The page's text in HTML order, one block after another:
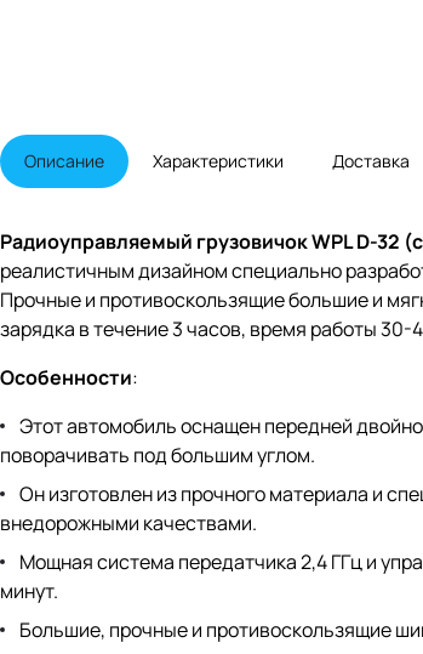
Описание Характеристики Доставка
Радиоуправляемый грузовичок WPL D-32
реалистичным дизайном специально
Прочные и противоскользящие большие и
зарядка в течение 3 часов, время работы 30-
Особенности:
Этот автомобиль оснащен передней
поворачивать под большим углом.
Он изготовлен из прочного материала и
внедорожными качествами.
Мощная система передатчика 2,4 ГГц и
минут.
Большие, прочные и противоскользящие